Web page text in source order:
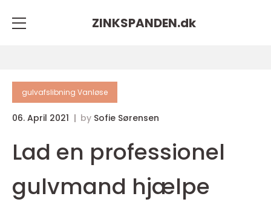
ZINKSPANDEN.dk
gulvafslibning Vanløse
06. April 2021 by Sofie Sørensen
Lad en professionel
gulvmand hjælpe